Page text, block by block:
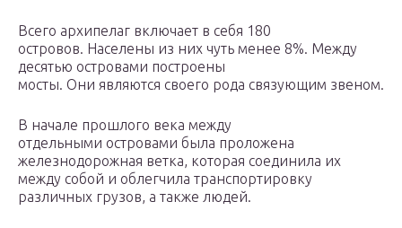
Всего архипелаг включает в себя 180
островов. Населены из них чуть менее 8%. Между
десятью островами построены
мосты. Они являются своего рода связующим звеном.
В начале прошлого века между
отдельными островами была проложена
железнодорожная ветка, которая соединила их
между собой и облегчила транспортировку
различных грузов, а также людей.